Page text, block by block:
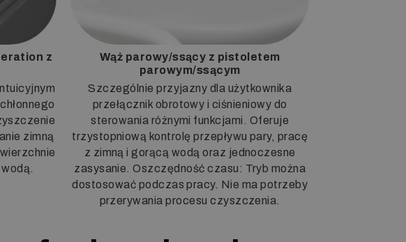
z
zimną
Wąż parowy/ssący z pistoletem
parowym/ssącym
Szczególnie przyjazny dla użytkownika
przełącznik obrotowy i ciśnieniowy do
sterowania różnymi funkcjami. Oferuje
trzystopniową kontrolę przepływu pary, pracę
z zimną i gorącą wodą oraz jednoczesne
zasysanie. Oszczędność czasu: Tryb można
dostosować podczas pracy. Nie ma potrzeby
przerywania procesu czyszczenia.